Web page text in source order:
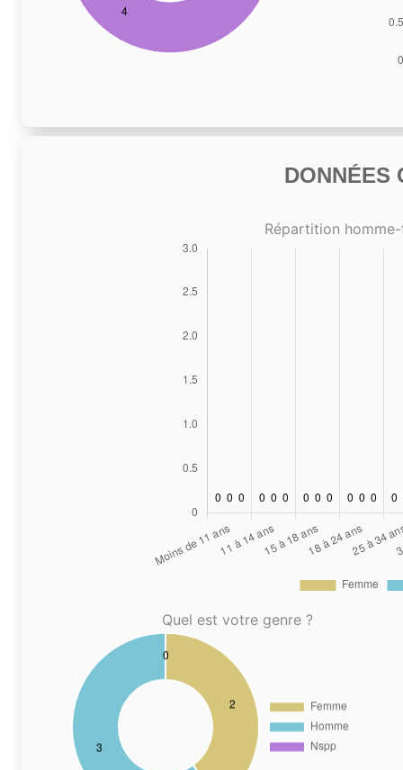
DONNÉES
Répartition
Quel est votre genre ?